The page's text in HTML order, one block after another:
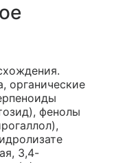
органические
фенолы
3,4-